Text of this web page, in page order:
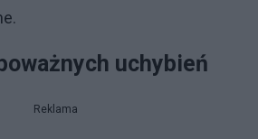
uchybień
Reklama